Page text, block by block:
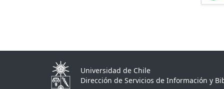
Universidad de Chile
Dirección de Servicios de Información y